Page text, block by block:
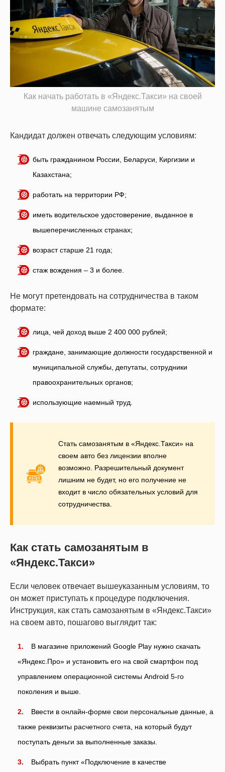
Как начать работать в «Яндекс.Такси» на своей
машине самозанятым
Кандидат должен отвечать следующим условиям:
быть гражданином России, Беларуси, Киргизии и
Казахстана;
работать на территории РФ;
иметь водительское удостоверение, выданное в
вышеперечисленных странах;
возраст старше 21 года;
стаж вождения – 3 и более.
Не могут претендовать на сотрудничества в таком
формате:
лица, чей доход выше 2 400 000 рублей;
граждане, занимающие должности государственной и
муниципальной службы, депутаты, сотрудники
правоохранительных органов;
использующие наемный труд.
Стать самозанятым в «Яндекс.Такси» на
своем авто без лицензии вполне
возможно. Разрешительный документ
лишним не будет, но его получение не
входит в число обязательных условий для
сотрудничества.
Как стать самозанятым в
«Яндекс.Такси»
Если человек отвечает вышеуказанным условиям, то
он может приступать к процедуре подключения.
Инструкция, как стать самозанятым в «Яндекс.Такси»
на своем авто, пошагово выглядит так:
В магазине приложений Google Play нужно скачать
«Яндекс.Про» и установить его на свой смартфон под
управлением операционной системы Android 5-го
поколения и выше.
Ввести в онлайн-форме свои персональные данные, а
также реквизиты расчетного счета, на который будут
поступать деньги за выполненные заказы.
Выбрать пункт «Подключение в качестве